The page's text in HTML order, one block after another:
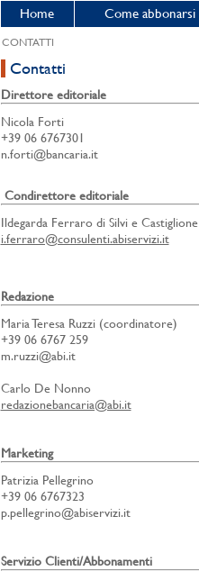
Home Come abbonarsi
CONTATTI
Contatti
Direttore editoriale
Nicola Forti
+39 06 6767301
n.forti@bancaria.it
Condirettore editoriale
Ildegarda Ferraro di Silvi e Castiglione
i.ferraro@consulenti.abiservizi.it
Redazione
Maria Teresa Ruzzi (coordinatore)
+39 06 6767 259
m.ruzzi@abi.it
Carlo De Nonno
redazionebancaria@abi.it
Marketing
Patrizia Pellegrino
+39 06 6767323
p.pellegrino@abiservizi.it
Servizio Clienti/Abbonamenti